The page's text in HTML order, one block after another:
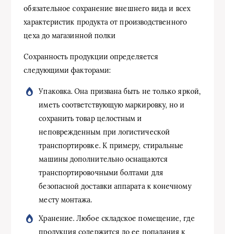
обязательное сохранение внешнего вида и всех
характеристик продукта от производственного
цеха до магазинной полки
Сохранность продукции определяется
следующими факторами:
Упаковка. Она призвана быть не только яркой,
иметь соответствующую маркировку, но и
сохранить товар целостным и
неповрежденным при логистической
транспортировке. К примеру, стиральные
машины дополнительно оснащаются
транспортировочными болтами для
безопасной доставки аппарата к конечному
месту монтажа.
Хранение. Любое складское помещение, где
продукция содержится до ее попадания к